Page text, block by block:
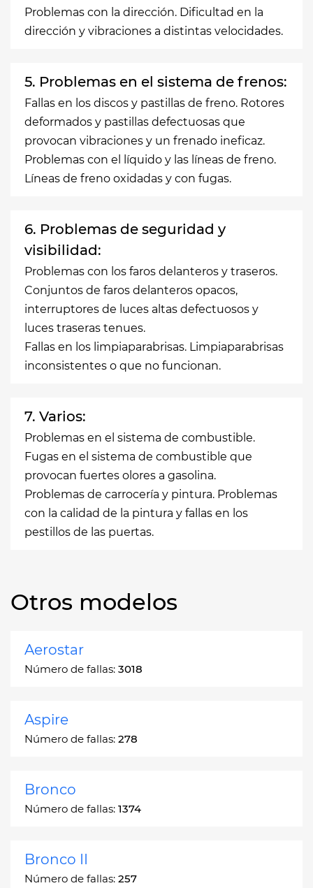
Problemas con la dirección. Dificultad en la
dirección y vibraciones a distintas velocidades.
5. Problemas en el sistema de frenos:
Fallas en los discos y pastillas de freno. Rotores
deformados y pastillas defectuosas que
provocan vibraciones y un frenado ineficaz.
Problemas con el líquido y las líneas de freno.
Líneas de freno oxidadas y con fugas.
6. Problemas de seguridad y
visibilidad:
Problemas con los faros delanteros y traseros.
Conjuntos de faros delanteros opacos,
interruptores de luces altas defectuosos y
luces traseras tenues.
Fallas en los limpiaparabrisas. Limpiaparabrisas
inconsistentes o que no funcionan.
7. Varios:
Problemas en el sistema de combustible.
Fugas en el sistema de combustible que
provocan fuertes olores a gasolina.
Problemas de carrocería y pintura. Problemas
con la calidad de la pintura y fallas en los
pestillos de las puertas.
Otros modelos
Aerostar
Número de fallas: 3018
Aspire
Número de fallas: 278
Bronco
Número de fallas: 1374
Bronco II
Número de fallas: 257